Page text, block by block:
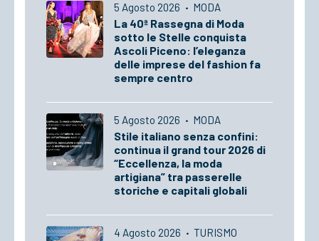
5 Agosto 2026 · MODA
La 40ª Rassegna di Moda
sotto le Stelle conquista
Ascoli Piceno: l’eleganza
delle imprese del fashion fa
sempre centro
5 Agosto 2026 · MODA
Stile italiano senza confini:
continua il grand tour 2026 di
“Eccellenza, la moda
artigiana” tra passerelle
storiche e capitali globali
4 Agosto 2026 · TURISMO